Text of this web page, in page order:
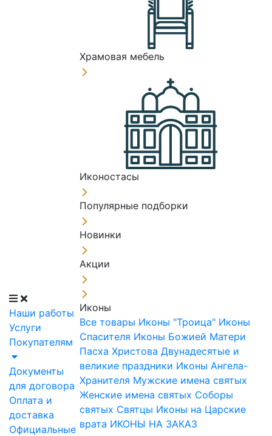
Наши работы
Услуги
Покупателям
Документы
для договора
Оплата и
доставка
Официальные
Храмовая мебель
Иконостасы
Популярные подборки
Новинки
Акции
Иконы
Все товары Иконы "Троица" Иконы
Спасителя Иконы Божией Матери
Пасха Христова Двунадесятые и
великие праздники Иконы Ангела-
Хранителя Мужские имена святых
Женские имена святых Соборы
святых Святцы Иконы на Царские
врата ИКОНЫ НА ЗАКАЗ